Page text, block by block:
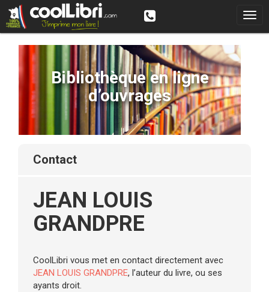
Bibliothèque en ligne
d’ouvrages
contact
JEAN LOUIS
GRANDPRE
CoolLibri vous met en contact directement avec
JEAN LOUIS GRANDPRE, l’auteur du livre, ou ses
ayants droit.